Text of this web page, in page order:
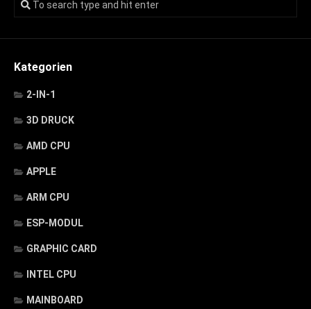
Kategorien
2-IN-1
3D DRUCK
AMD CPU
APPLE
ARM CPU
ESP-MODUL
GRAPHIC CARD
INTEL CPU
MAINBOARD